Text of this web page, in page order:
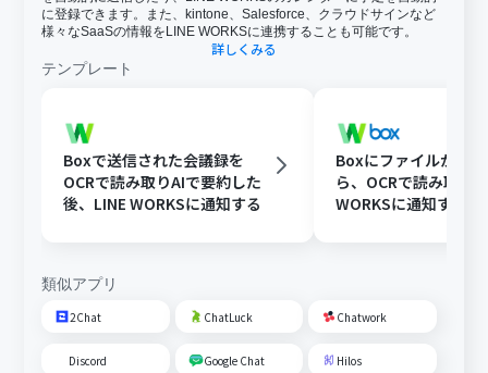
に登録できます。また、kintone、Salesforce、クラウドサインなど
様々なSaaSの情報をLINE WORKSに連携することも可能です。
詳しくみる
テンプレート
Boxで送信された会議録を
OCRで読み取りAIで要約した
後、LINE WORKSに通知する
Boxにファイルが格
ら、OCRで読み取り
WORKSに通知する
類似アプリ
2Chat ChatLuck Chatwork
Discord Google Chat Hilos